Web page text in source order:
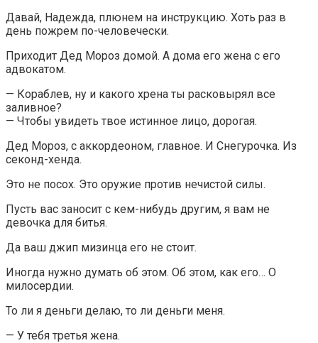
Давай, Надежда, плюнем на инструкцию. Хоть раз в
день пожрем по-человечески.
Приходит Дед Мороз домой. А дома его жена с его
адвокатом.
— Кораблев, ну и какого хрена ты расковырял все
заливное?
— Чтобы увидеть твое истинное лицо, дорогая.
Дед Мороз, с аккордеоном, главное. И Снегурочка. Из
секонд-хенда.
Это не посох. Это оружие против нечистой силы.
Пусть вас заносит с кем-нибудь другим, я вам не
девочка для битья.
Да ваш джип мизинца его не стоит.
Иногда нужно думать об этом. Об этом, как его… О
милосердии.
То ли я деньги делаю, то ли деньги меня.
— У тебя третья жена.